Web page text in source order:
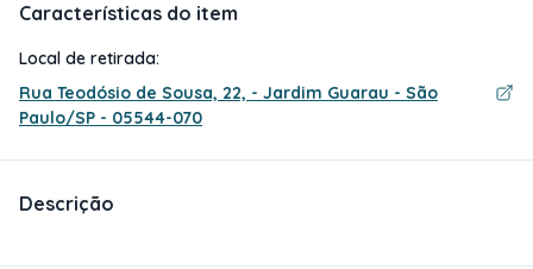
Características do item
Local de retirada:
Rua Teodósio de Sousa, 22, - Jardim Guarau - São
Paulo/SP - 05544-070
Descrição